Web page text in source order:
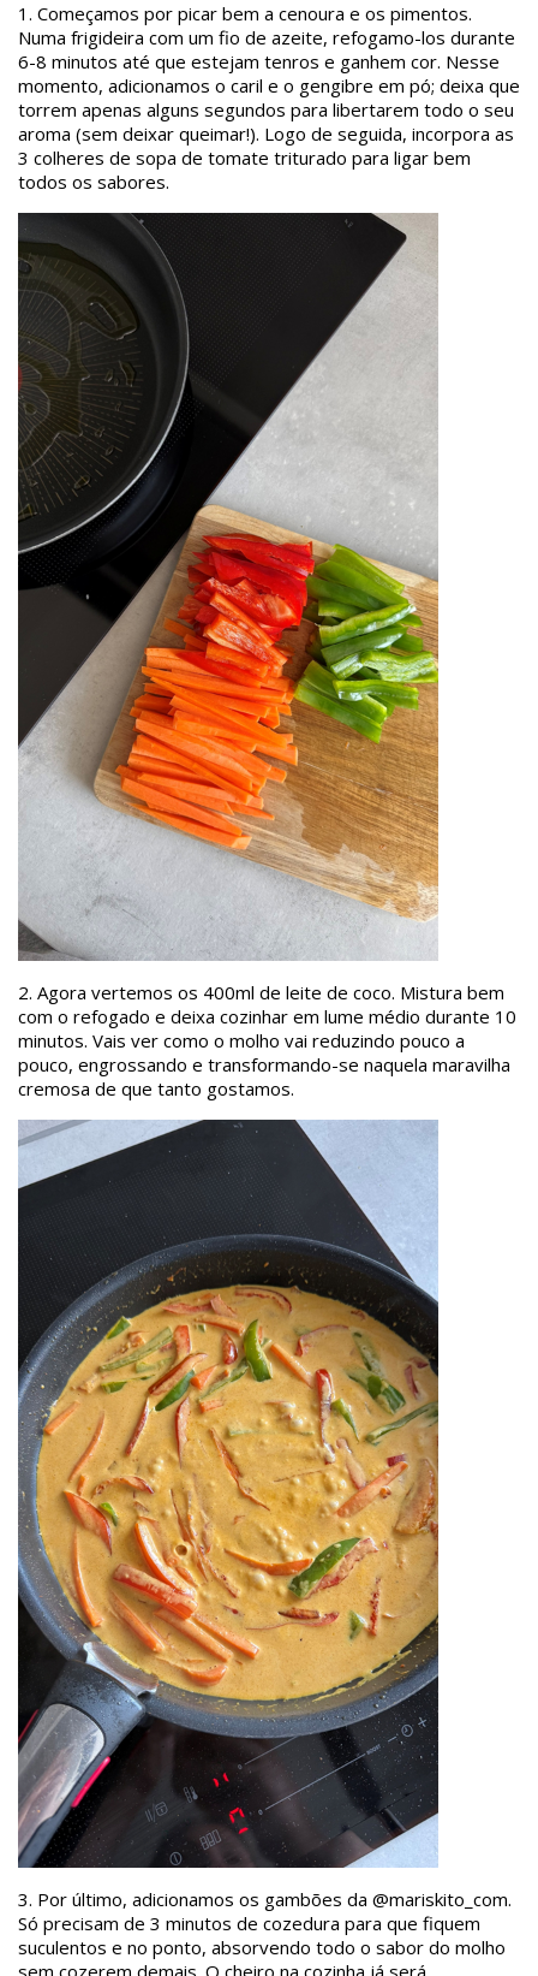
1. Começamos por picar bem a cenoura e os pimentos.
Numa frigideira com um fio de azeite, refogamo-los durante
6-8 minutos até que estejam tenros e ganhem cor. Nesse
momento, adicionamos o caril e o gengibre em pó; deixa que
torrem apenas alguns segundos para libertarem todo o seu
aroma (sem deixar queimar!). Logo de seguida, incorpora as
3 colheres de sopa de tomate triturado para ligar bem
todos os sabores.
2. Agora vertemos os 400ml de leite de coco. Mistura bem
com o refogado e deixa cozinhar em lume médio durante 10
minutos. Vais ver como o molho vai reduzindo pouco a
pouco, engrossando e transformando-se naquela maravilha
cremosa de que tanto gostamos.
3. Por último, adicionamos os gambões da @mariskito_com.
Só precisam de 3 minutos de cozedura para que fiquem
suculentos e no ponto, absorvendo todo o sabor do molho
sem cozerem demais. O cheiro na cozinha já será